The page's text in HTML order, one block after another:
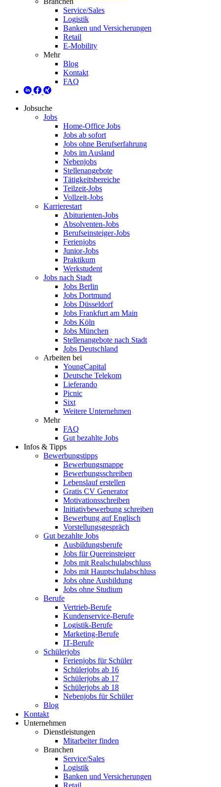
Service/Sales
Logistik
Banken und Versicherungen
Retail
E-Mobility
Mehr
Blog
Kontakt
FAQ
Jobsuche
Jobs
Home-Office Jobs
Jobs ab sofort
Jobs ohne Berufserfahrung
Jobs im Ausland
Nebenjobs
Stellenangebote
Tätigkeitsbereiche
Teilzeit-Jobs
Vollzeit-Jobs
Karrierestart
Abiturienten-Jobs
Absolventen-Jobs
Berufseinsteiger-Jobs
Ferienjobs
Junior-Jobs
Praktikum
Werkstudent
Jobs nach Stadt
Jobs Berlin
Jobs Dortmund
Jobs Düsseldorf
Jobs Frankfurt am Main
Jobs Köln
Jobs München
Stellenangebote nach Stadt
Jobs Deutschland
Arbeiten bei
YoungCapital
Deutsche Telekom
Lieferando
Picnic
Sixt
Weitere Unternehmen
Mehr
FAQ
Gut bezahlte Jobs
Infos & Tipps
Bewerbungstipps
Bewerbungsmappe
Bewerbungsschreiben
Lebenslauf erstellen
Gratis CV Generator
Motivationsschreiben
Initiativbewerbung schreiben
Bewerbung auf Englisch
Vorstellungsgespräch
Gut bezahlte Jobs
Ausbildungsberufe
Jobs für Quereinsteiger
Jobs mit Realschulabschluss
Jobs mit Hauptschulabschluss
Jobs ohne Ausbildung
Jobs ohne Studium
Berufe
Vertrieb-Berufe
Kundenservice-Berufe
Logistik-Berufe
Marketing-Berufe
IT-Berufe
Schülerjobs
Ferienjobs für Schüler
Schülerjobs ab 16
Schülerjobs ab 17
Schülerjobs ab 18
Nebenjobs für Schüler
Blog
Kontakt
Unternehmen
Dienstleistungen
Mitarbeiter finden
Branchen
Service/Sales
Logistik
Banken und Versicherungen
Retail